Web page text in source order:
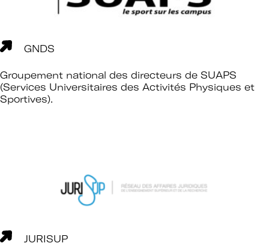
GNDS
Groupement national des directeurs de SUAPS
(Services Universitaires des Activités Physiques et
Sportives).
JURISUP